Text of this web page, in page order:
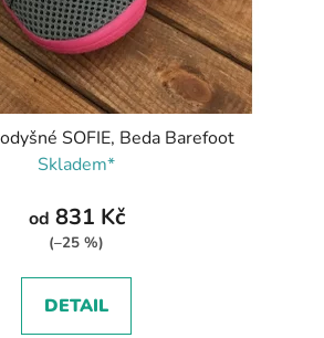
SOFIE, Beda Barefoot
Skladem*
od 831 Kč
(–25 %)
DETAIL